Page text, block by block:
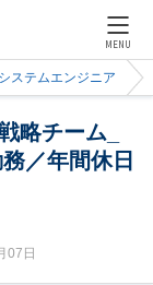
MENU
ステムエンジニア
略チーム_
／年間休日
07日